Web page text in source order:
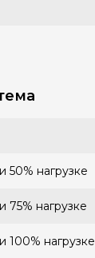
50% нагрузке
75% нагрузке
100% нагрузке